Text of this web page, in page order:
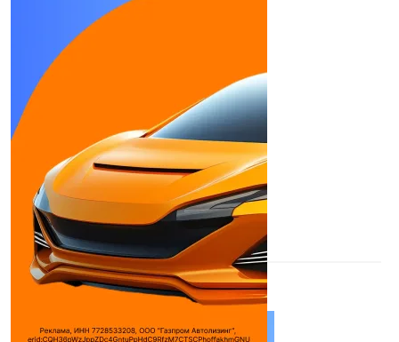
GUT TRAILER FS-453
Полуприцепы
Длина борта:
Ширина борта:
Грузоподъемность:
Длина:
Габаритная ширина:
2550 мм
Дилеры
ГУТ ТРЕЙЛЕР
ООО
Новоросспро-
Сервис